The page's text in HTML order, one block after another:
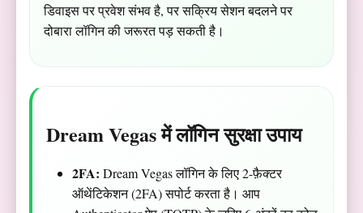
डिवाइस पर प्रवेश संभव है, पर सक्रिय सेशन बदलने पर
दोबारा लॉगिन की जरूरत पड़ सकती है।
Dream Vegas में लॉगिन सुरक्षा उपाय
2FA: Dream Vegas लॉगिन के लिए 2-फ़ैक्टर
ऑथेंटिकेशन (2FA) सपोर्ट करता है। आप